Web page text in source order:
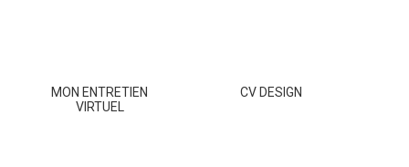
MON ENTRETIEN
VIRTUEL
CV DESIGN